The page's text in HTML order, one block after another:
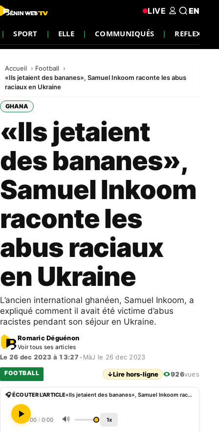
SPORT ELLE COMMUNIQUÉS REFLEXION
LIVE EN
Accueil
Football
«Ils jetaient des bananes», Samuel Inkoom raconte les abus
raciaux en Ukraine
GHANA
«Ils jetaient
des bananes»,
Samuel Inkoom
raconte les
abus raciaux
en Ukraine
L’ancien international ghanéen, Samuel Inkoom, a
expliqué comment il avait été victime d’abus
racistes pendant son séjour en Ukraine.
Romaric Déguénon
Voir tous ses articles
Le 26 dec 2023 à 13:27 • MàJ le 26 dec 2023
FOOTBALL ↓Lire hors-ligne 926vues
🎧 ÉCOUTER L'ARTICLE «Ils jetaient des bananes», Samuel Inkoom raconte les abus raciaux en Ukraine
0:00 / 0:00 🔊 1x